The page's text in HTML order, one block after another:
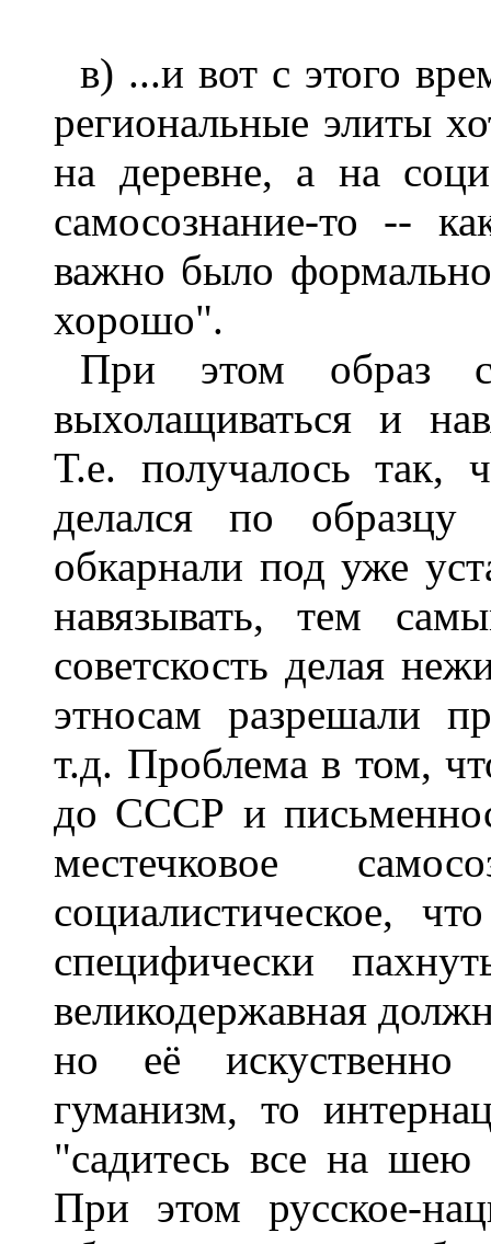
в) ...и вот с этого
региональные элиты
на деревне, а на
самосознание-то --
важно было
хорошо".
При этом образ
выхолащиваться и
Т.е. получалось так,
делался по образцу
обкарнали под уже
навязывать, тем
советскость делая
этносам разрешали
т.д. Проблема в том,
до СССР и
местечковое
социалистическое,
специфически
великодержавная
но её искуственно
гуманизм, то
"садитесь все на
При этом русское-